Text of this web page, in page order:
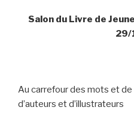
Salon du Livre de
29/
Au carrefour des mots et de
d’auteurs et d’illustrateurs